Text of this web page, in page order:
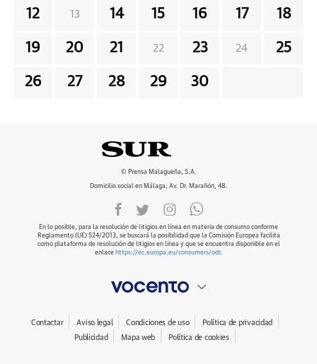
12 13 14 15 16 17 18
19 20 21 22 23 24 25
26 27 28 29 30
© Prensa Malagueña, S.A.
Domicilio social en Málaga, Av. Dr. Marañón, 48.
En lo posible, para la resolución de litigios en línea en materia de consumo conforme
Reglamento (UE) 524/2013, se buscará la posibilidad que la Comisión Europea facilita
como plataforma de resolución de litigios en línea y que se encuentra disponible en el
enlace https://ec.europa.eu/consumers/odr.
Contactar Aviso legal Condiciones de uso
Política de privacidad
Publicidad
Mapa web Política de cookies